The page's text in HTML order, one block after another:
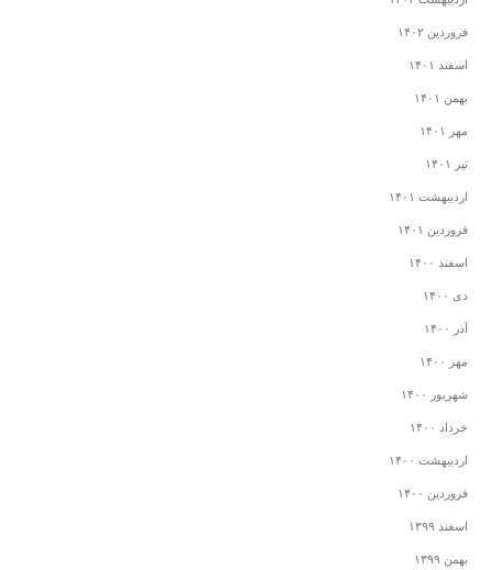
فروردین ۱۴۰۲
اسفند ۱۴۰۱
بهمن ۱۴۰۱
مهر ۱۴۰۱
تیر ۱۴۰۱
اردیبهشت ۱۴۰۱
فروردین ۱۴۰۱
اسفند ۱۴۰۰
دی ۱۴۰۰
آذر ۱۴۰۰
مهر ۱۴۰۰
شهریور ۱۴۰۰
خرداد ۱۴۰۰
اردیبهشت ۱۴۰۰
فروردین ۱۴۰۰
اسفند ۱۳۹۹
بهمن ۱۳۹۹